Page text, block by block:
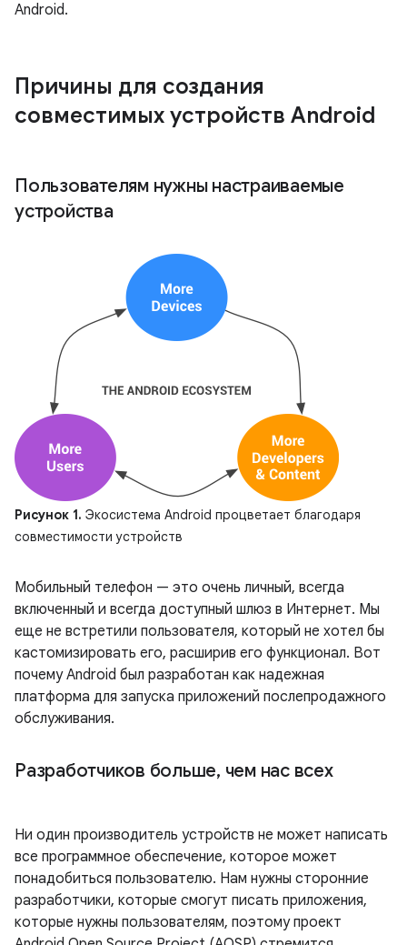
Android.
Причины для создания
совместимых устройств Android
Пользователям нужны настраиваемые
устройства
Рисунок 1. Экосистема Android процветает благодаря
совместимости устройств
Мобильный телефон — это очень личный, всегда
включенный и всегда доступный шлюз в Интернет. Мы
еще не встретили пользователя, который не хотел бы
кастомизировать его, расширив его функционал. Вот
почему Android был разработан как надежная
платформа для запуска приложений послепродажного
обслуживания.
Разработчиков больше, чем нас всех
Ни один производитель устройств не может написать
все программное обеспечение, которое может
понадобиться пользователю. Нам нужны сторонние
разработчики, которые смогут писать приложения,
которые нужны пользователям, поэтому проект